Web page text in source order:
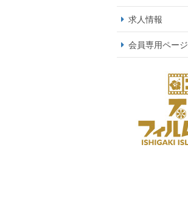
求人情報
会員専用ページ